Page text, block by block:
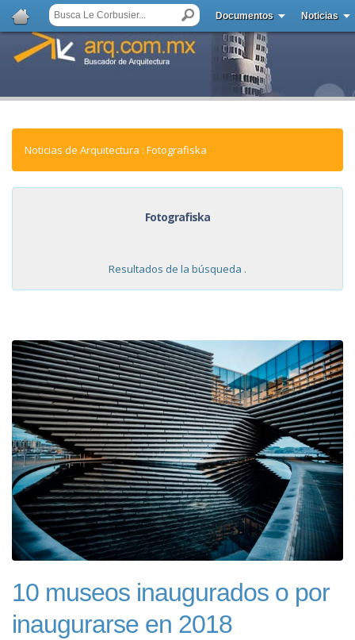
Documentos Noticias
Noticias de Arquitectura : Fotografiska
Fotografiska
Resultados de la búsqueda .
10 museos inaugurados o por
inaugurarse en 2018